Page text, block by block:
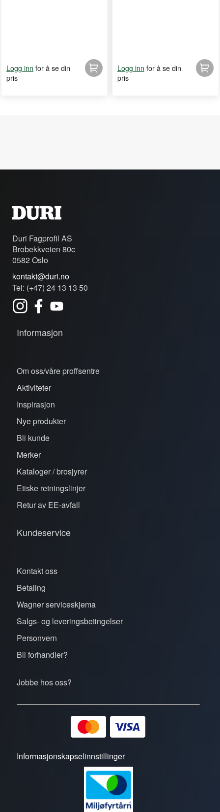
Logg inn for å se din
pris
Logg inn for å se din
pris
Duri Fagprofil AS
Brobekkveien 80c
0582 Oslo
kontakt@duri.no
Tel: (+47) 24 13 13 50
Informasjon
Om oss/våre proffsentre
Aktiviteter
Inspirasjon
Nye produkter
Bli kunde
Merker
Kataloger / brosjyrer
Etiske retningslinjer
Retur av EE-avfall
Kundeservice
Kontakt oss
Betaling
Wagner serviceskjema
Salgs- og leveringsbetingelser
Personvern
Bli forhandler?
Jobbe hos oss?
Informasjonskapselinnstillinger